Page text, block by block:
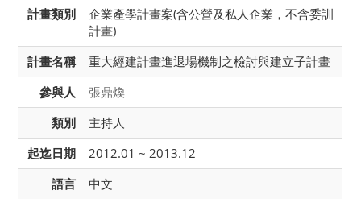
計畫類別
企業產學計畫案(含公營及私人企業，不含委訓
計畫)
計畫名稱
重大經建計畫進退場機制之檢討與建立子計畫
參與人
張鼎煥
類別
主持人
起迄日期
2012.01 ~ 2013.12
語言
中文